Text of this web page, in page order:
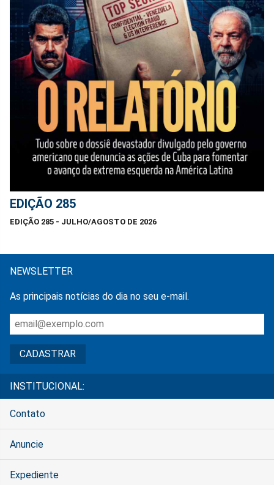
EDIÇÃO 285
EDIÇÃO 285 - JULHO/AGOSTO DE 2026
NEWSLETTER
As principais notícias do dia no seu e-mail.
INSTITUCIONAL:
Contato
Anuncie
Expediente